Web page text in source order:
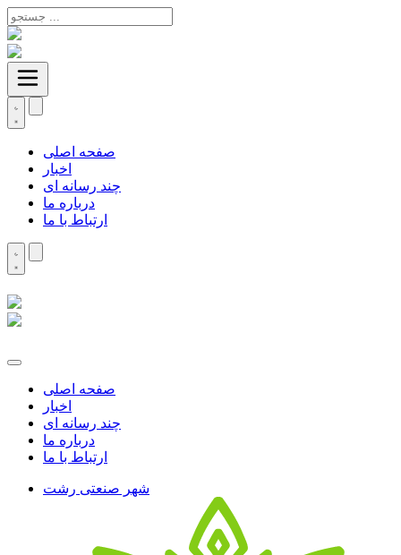
صفحه اصلی
اخبار
چند رسانه ای
درباره ما
ارتباط با ما
صفحه اصلی
اخبار
چند رسانه ای
درباره ما
ارتباط با ما
شهر صنعتی رشت